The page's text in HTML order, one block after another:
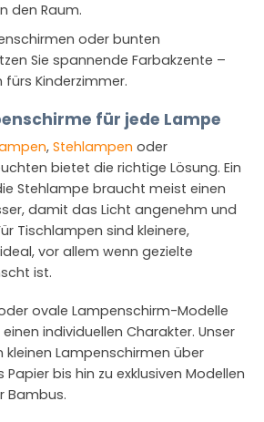
den Raum.
oder bunten
Sie spannende Farbakzente –
Kinderzimmer.
für jede Lampe
, Stehlampen oder
bietet die richtige Lösung. Ein
Stehlampe braucht meist einen
damit das Licht angenehm und
Tischlampen sind kleinere,
vor allem wenn gezielte
ist.
ovale Lampenschirm-Modelle
individuellen Charakter. Unser
Lampenschirmen über
bis hin zu exklusiven Modellen
Bambus.​